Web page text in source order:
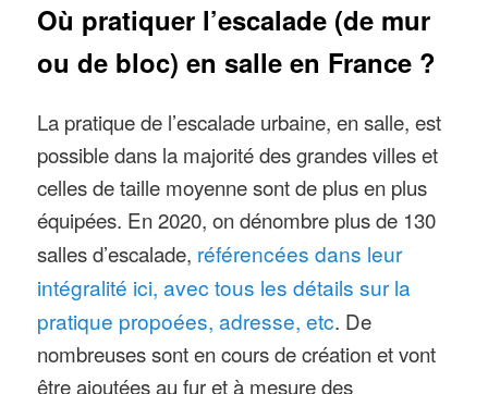
Où pratiquer l’escalade (de mur
ou de bloc) en salle en France ?
La pratique de l’escalade urbaine, en salle, est
possible dans la majorité des grandes villes et
celles de taille moyenne sont de plus en plus
équipées. En 2020, on dénombre plus de 130
salles d’escalade, référencées dans leur
intégralité ici, avec tous les détails sur la
pratique propoées, adresse, etc. De
nombreuses sont en cours de création et vont
être ajoutées au fur et à mesure des